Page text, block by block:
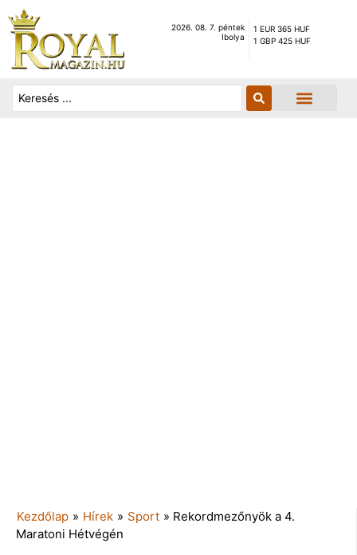
2026. 08. 7. péntek
Ibolya
1 EUR 365 HUF
1 GBP 425 HUF
Kezdőlap » Hírek » Sport » Rekordmezőnyök a 4.
Maratoni Hétvégén